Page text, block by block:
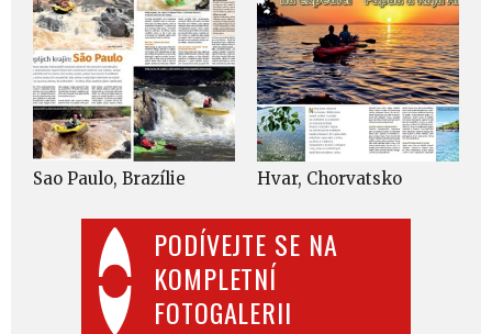
PODÍVEJTE SE NA
KOMPLETNÍ
FOTOGALERII
Sao Paulo, Brazílie Hvar, Chorvatsko